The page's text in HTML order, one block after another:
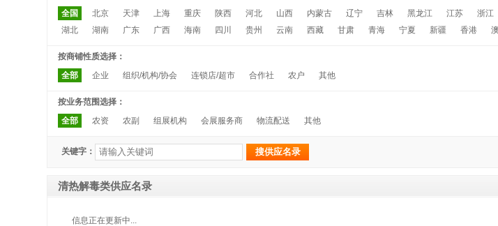
全国
北京 天津 上海 重庆 陕西 河北 山西 内蒙古 辽宁 吉林 黑龙江 江苏 浙江
湖北
湖南 广东 广西 海南 四川 贵州 云南 西藏 甘肃 青海 宁夏 新疆 香港
按商铺性质选择：
全部
企业 组织/机构/协会 连锁店/超市 合作社 农户 其他
按业务范围选择：
全部
农资 农副 组展机构 会展服务商 物流配送 其他
关键字：
清热解毒类供应名录
信息正在更新中...